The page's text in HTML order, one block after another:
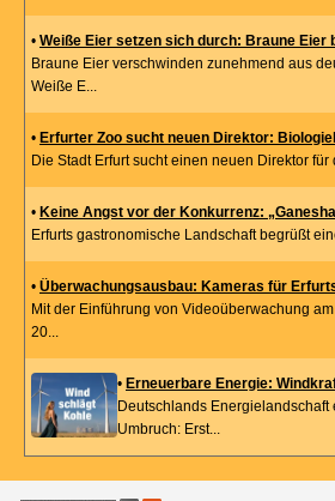
• Weiße Eier setzen sich durch: Braune Eier
Braune Eier verschwinden zunehmend aus
Weiße E...
• Erfurter Zoo sucht neuen Direktor:
Die Stadt Erfurt sucht einen neuen Direktor
• Keine Angst vor der Konkurrenz:
Erfurts gastronomische Landschaft begrüßt
• Überwachungsausbau: Kameras für
Mit der Einführung von Videoüberwachung
20...
• Erneuerbare Energie:
Deutschlands
Umbruch: Erst...